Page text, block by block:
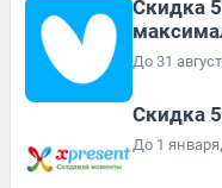
Скидка
До 31
Скидка
До 1